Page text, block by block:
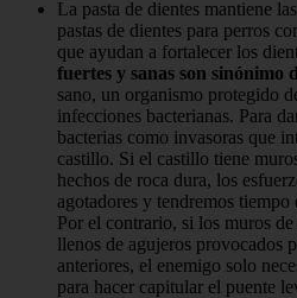
La pasta de dientes mantiene
pastas de dientes para perros
que ayudan a fortalecer los
fuertes y sanas son sinónimo
sano, un organismo protegido
infecciones bacterianas. Para
bacterias como invasoras que
castillo. Si el castillo tiene
hechos de roca dura, los
agotadores y tendremos
Por el contrario, si los muros
llenos de agujeros provocados
anteriores, el enemigo solo
para hacer capitular el puente